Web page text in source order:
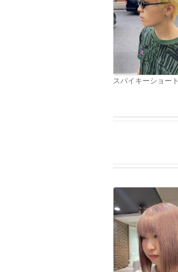
スパイキーショート